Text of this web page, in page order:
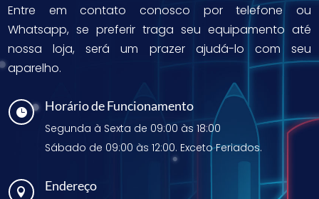
Entre em contato conosco por telefone ou
Whatsapp, se preferir traga seu equipamento até
nossa loja, será um prazer ajudá-lo com seu
aparelho.
 Horário de Funcionamento
Segunda à Sexta de 09:00 às 18:00
Sábado de 09:00 às 12:00. Exceto Feriados.
 Endereço